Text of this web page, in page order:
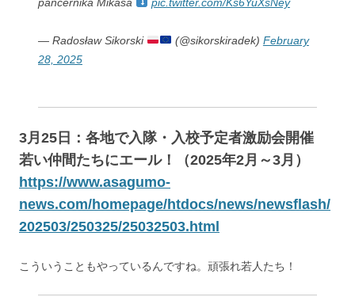
— Radosław Sikorski (@sikorskiradek) February
28, 2025
3月25日：各地で入隊・入校予定者激励会開催
若い仲間たちにエール！（2025年2月～3月）
https://www.asagumo-
news.com/homepage/htdocs/news/newsflash/
202503/250325/25032503.html
こういうこともやっているんですね。頑張れ若人たち！